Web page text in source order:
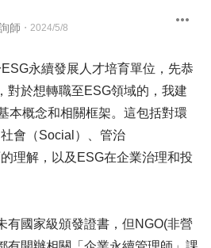
師 ・ 2024/5/8
永續發展人才培育單位，先恭
對於想轉職至ESG領域的，我建
本概念和相關框架。這包括對環
會（Social）、管治
理解，以及ESG在企業治理和投
有國家級頒發證書，但NGO(非營